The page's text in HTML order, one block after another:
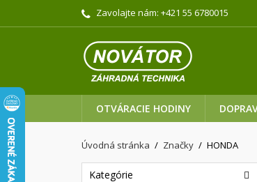
Zavolajte nám: +421 55 6780015
OTVÁRACIE HODINY
Úvodná stránka Značky HONDA
Kategórie